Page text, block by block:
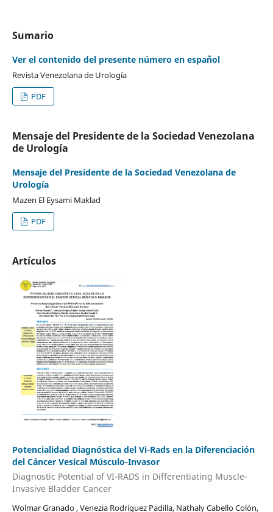
Sumario
Ver el contenido del presente número en español
Revista Venezolana de Urología
PDF
Mensaje del Presidente de la Sociedad Venezolana
de Urología
Mensaje del Presidente de la Sociedad Venezolana de
Urología
Mazen El Eysami Maklad
PDF
Artículos
Potencialidad Diagnóstica del Vi-Rads en la Diferenciación
del Cáncer Vesical Músculo-Invasor
Diagnostic Potential of VI-RADS in Differentiating Muscle-
Invasive Bladder Cancer
Wolmar Granado , Venezia Rodríguez Padilla, Nathaly Cabello Colón,